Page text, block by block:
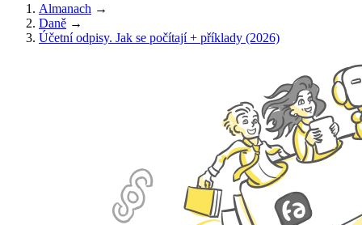
Almanach →
Daně →
Účetní odpisy. Jak se počítají + příklady (2026)